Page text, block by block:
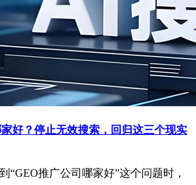
好？停止无效搜索，回归这三个现实
“GEO推广公司哪家好”这个问题时，